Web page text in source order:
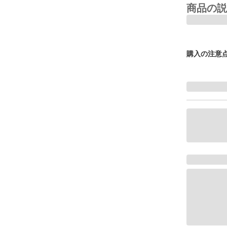
商品の
購入の注意